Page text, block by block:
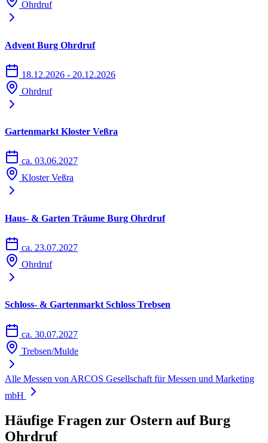
Ohrdruf
Advent Burg Ohrdruf
18.12.2026 - 20.12.2026
Ohrdruf
Gartenmarkt Kloster Veßra
ca. 03.06.2027
Kloster Veßra
Haus- & Garten Träume Burg Ohrdruf
ca. 23.07.2027
Ohrdruf
Schloss- & Gartenmarkt Schloss Trebsen
ca. 30.07.2027
Trebsen/Mulde
Alle Messen von ARCOS Gesellschaft für Messen und Marketing
mbH
Häufige Fragen zur Ostern auf Burg
Ohrdruf